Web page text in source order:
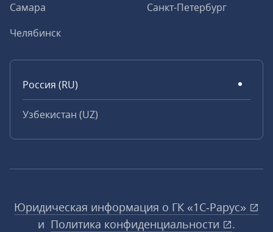
Самара
Санкт-Петербург
Челябинск
Россия (RU)
Узбекистан (UZ)
Юридическая информация о ГК «1С‑Рарус»
и Политика конфиденциальности
.